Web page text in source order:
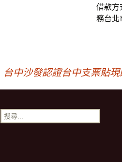
借款方
務台北
台中沙發認證台中支票貼
搜
尋